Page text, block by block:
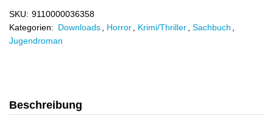
SKU: 9110000036358
Kategorien: Downloads Horror Krimi/Thriller Sachbuch
Jugendroman
Beschreibung